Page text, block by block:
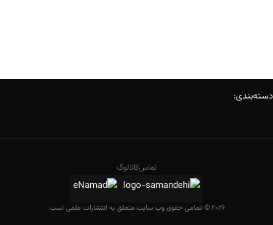
دسته‌بندی:
تماسکاتالوگ
2026 © تمامی حقوق وب سایت متعلق به انتشارات علمی است.